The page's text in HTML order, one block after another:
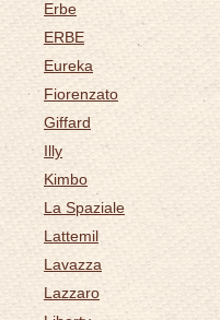
Erbe
ERBE
Eureka
Fiorenzato
Giffard
Illy
Kimbo
La Spaziale
Lattemil
Lavazza
Lazzaro